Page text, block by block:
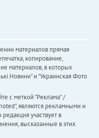
материалов прямая
копирование,
материалов, в которых
Новини" и "Украинская Фото
с меткой "Реклама" /
являются рекламными и
участвует в
высказанные в этих